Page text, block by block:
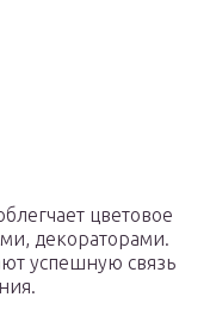
цветовое
декораторами.
успешную связь